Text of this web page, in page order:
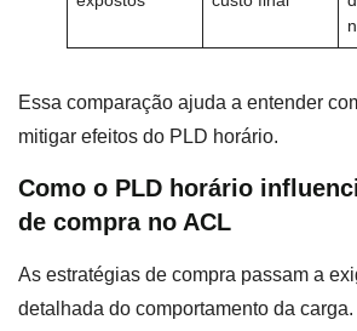
Essa comparação ajuda a entender
mitigar efeitos do PLD horário.
Como o PLD horário
de compra no ACL
As estratégias de compra passam a
detalhada do comportamento da